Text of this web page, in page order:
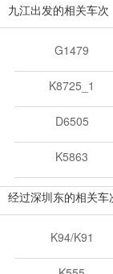
九江出发的相关车次
G1479
K8725_1
D6505
K5863
经过深圳东的相关车
K94/K91